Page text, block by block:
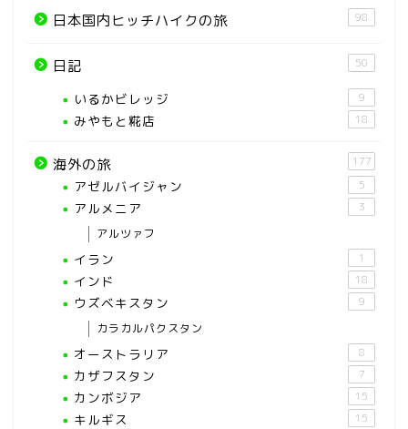
日本国内ヒッチハイクの旅 98
日記 50
いるかビレッジ 9
みやもと糀店 18
海外の旅 177
アゼルバイジャン 5
アルメニア 3
アルツァフ
イラン 1
インド 18
ウズベキスタン 9
カラカルパクスタン
オーストラリア 8
カザフスタン 7
カンボジア 15
キルギス 15